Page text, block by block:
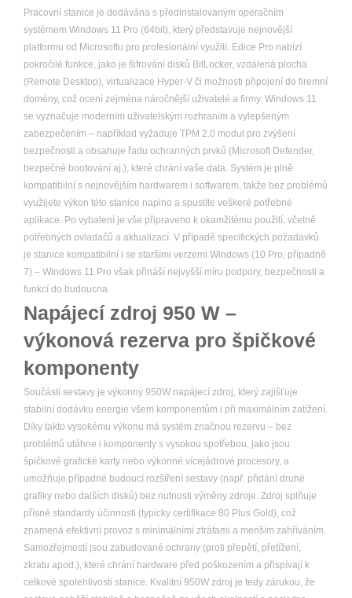
Pracovní stanice je dodávána s předinstalovaným operačním
systémem Windows 11 Pro (64bit), který představuje nejnovější
platformu od Microsoftu pro profesionální využití. Edice Pro nabízí
pokročilé funkce, jako je šifrování disků BitLocker, vzdálená plocha
(Remote Desktop), virtualizace Hyper-V či možnosti připojení do firemní
domény, což ocení zejména náročnější uživatelé a firmy. Windows 11
se vyznačuje moderním uživatelským rozhraním a vylepšeným
zabezpečením – například vyžaduje TPM 2.0 modul pro zvýšení
bezpečnosti a obsahuje řadu ochranných prvků (Microsoft Defender,
bezpečné bootování aj.), které chrání vaše data. Systém je plně
kompatibilní s nejnovějším hardwarem i softwarem, takže bez problémů
využijete výkon této stanice naplno a spustíte veškeré potřebné
aplikace. Po vybalení je vše připraveno k okamžitému použití, včetně
potřebných ovladačů a aktualizací. V případě specifických požadavků
je stanice kompatibilní i se staršími verzemi Windows (10 Pro, případně
7) – Windows 11 Pro však přináší nejvyšší míru podpory, bezpečnosti a
funkcí do budoucna.
Napájecí zdroj 950 W –
výkonová rezerva pro špičkové
komponenty
Součástí sestavy je výkonný 950W napájecí zdroj, který zajišťuje
stabilní dodávku energie všem komponentům i při maximálním zatížení.
Díky takto vysokému výkonu má systém značnou rezervu – bez
problémů utáhne i komponenty s vysokou spotřebou, jako jsou
špičkové grafické karty nebo výkonné vícejádrové procesory, a
umožňuje případné budoucí rozšíření sestavy (např. přidání druhé
grafiky nebo dalších disků) bez nutnosti výměny zdroje. Zdroj splňuje
přísné standardy účinnosti (typicky certifikace 80 Plus Gold), což
znamená efektivní provoz s minimálními ztrátami a menším zahříváním.
Samozřejmostí jsou zabudované ochrany (proti přepětí, přetížení,
zkratu apod.), které chrání hardware před poškozením a přispívají k
celkové spolehlivosti stanice. Kvalitní 950W zdroj je tedy zárukou, že